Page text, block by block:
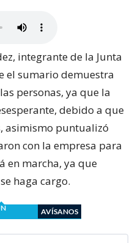
integrante de la Junta
el sumario demuestra
personas, ya que la
debido a que
asimismo puntualizó
con la empresa para
en marcha, ya que
haga cargo.
AVÍSANOS